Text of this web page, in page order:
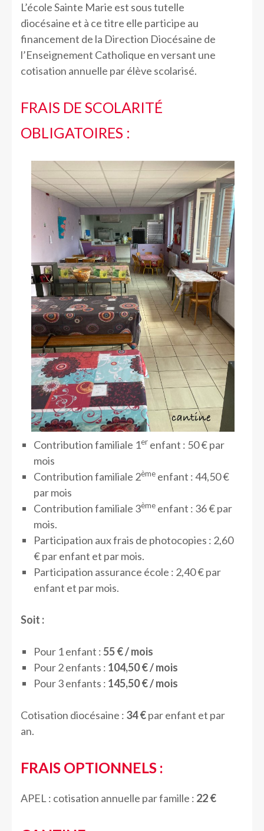
L’école Sainte Marie est sous tutelle
diocésaine et à ce titre elle participe au
financement de la Direction Diocésaine de
l’Enseignement Catholique en versant une
cotisation annuelle par élève scolarisé.
FRAIS DE SCOLARITÉ
OBLIGATOIRES :
Contribution familiale 1er enfant : 50 € par
mois
Contribution familiale 2ème enfant : 44,50 €
par mois
Contribution familiale 3ème enfant : 36 € par
mois.
Participation aux frais de photocopies : 2,60
€ par enfant et par mois.
Participation assurance école : 2,40 € par
enfant et par mois.
Soit :
Pour 1 enfant :55 € / mois
Pour 2 enfants : 104,50 € / mois
Pour 3 enfants : 145,50 € / mois
Cotisation diocésaine : 34 €par enfant et par
an.
FRAIS OPTIONNELS :
APEL : cotisation annuelle par famille : 22 €